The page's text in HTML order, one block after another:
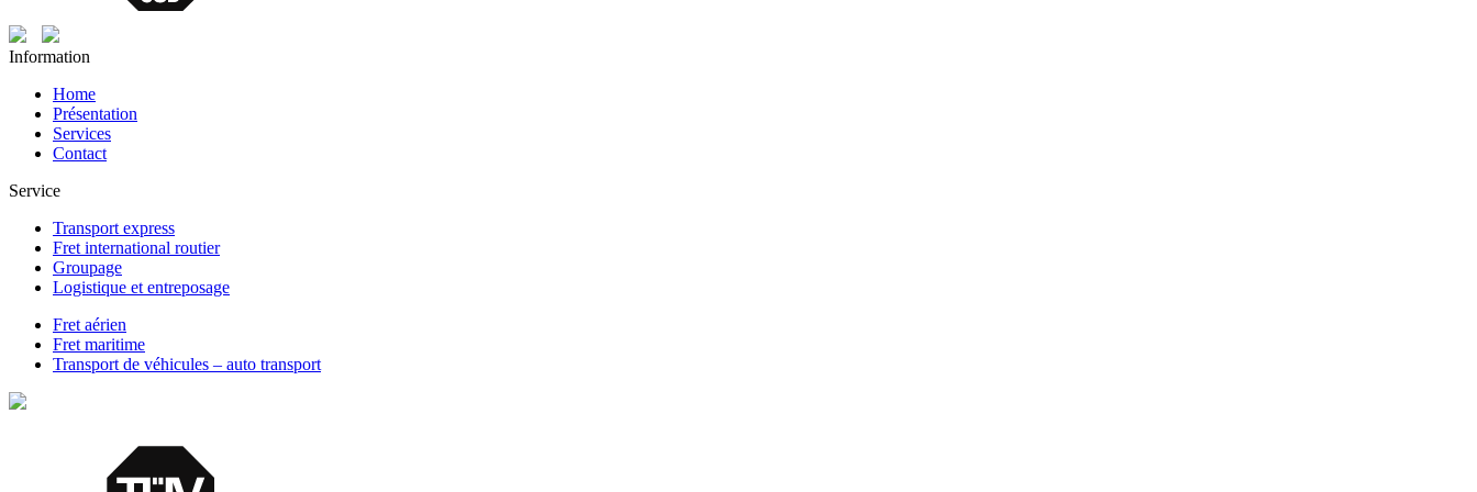
Information
Home
Présentation
Services
Contact
Service
Transport express
Fret international routier
Groupage
Logistique et entreposage
Fret aérien
Fret maritime
Transport de véhicules – auto transport